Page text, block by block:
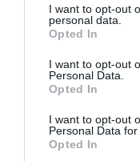
I want to opt-out
personal data.
Opted In
I want to opt-out
Personal Data.
Opted In
I want to opt-out
Personal Data for
Opted In
Pre